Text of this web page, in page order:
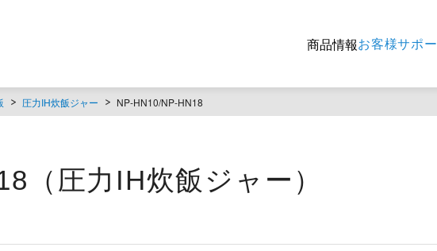
商品情報お客様サポ
圧力IH炊飯ジャー NP-HN10/NP-HN18
（圧力IH炊飯ジャー）